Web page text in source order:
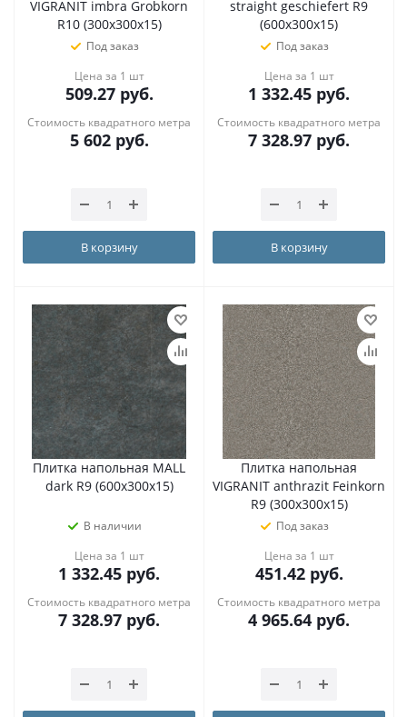
VIGRANIT imbra Grobkorn
R10 (300х300х15)
Под заказ
Цена за 1 шт
509.27руб.
Стоимость квадратного метра
5 602руб.
В корзину
straight geschiefert R9
(600х300х15)
Под заказ
Цена за 1 шт
1 332.45 руб.
Стоимость квадратного метра
7 328.97 руб.
В корзину
Плитка напольная MALL
dark R9 (600х300х15)
В наличии
Цена за 1 шт
1 332.45 руб.
Стоимость квадратного метра
7 328.97 руб.
Плитка напольная
VIGRANIT anthrazit Feinkorn
R9 (300х300х15)
Под заказ
Цена за 1 шт
451.42руб.
Стоимость квадратного метра
4 965.64 руб.